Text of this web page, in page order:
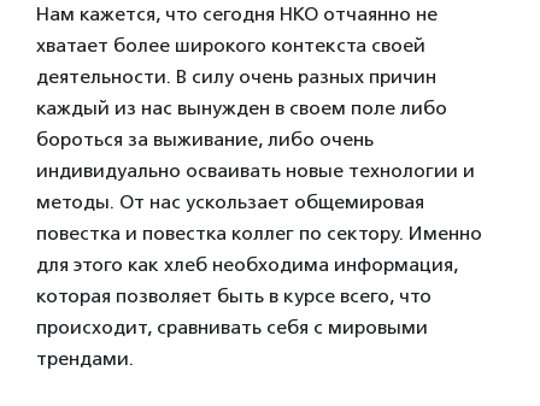
Нам кажется, что сегодня НКО отчаянно не
хватает более широкого контекста своей
деятельности. В силу очень разных причин
каждый из нас вынужден в своем поле либо
бороться за выживание, либо очень
индивидуально осваивать новые технологии и
методы. От нас ускользает общемировая
повестка и повестка коллег по сектору. Именно
для этого как хлеб необходима информация,
которая позволяет быть в курсе всего, что
происходит, сравнивать себя с мировыми
трендами.